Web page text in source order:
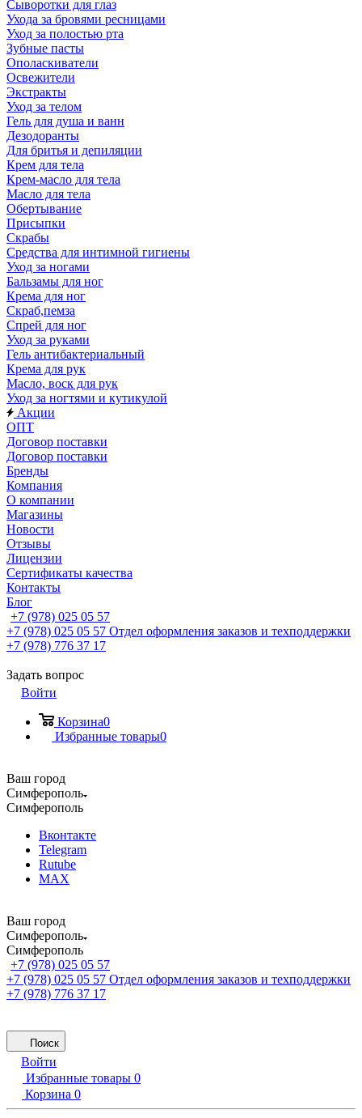
Сыворотки для глаз
Ухода за бровями ресницами
Уход за полостью рта
Зубные пасты
Ополаскиватели
Освежители
Экстракты
Уход за телом
Гель для душа и ванн
Дезодоранты
Для бритья и депиляции
Крем для тела
Крем-масло для тела
Масло для тела
Обертывание
Присыпки
Скрабы
Средства для интимной гигиены
Уход за ногами
Бальзамы для ног
Крема для ног
Скраб,пемза
Спрей для ног
Уход за руками
Гель антибактериальный
Крема для рук
Масло, воск для рук
Уход за ногтями и кутикулой
Акции
ОПТ
Договор поставки
Договор поставки
Бренды
Компания
О компании
Магазины
Новости
Отзывы
Лицензии
Сертификаты качества
Контакты
Блог
+7 (978) 025 05 57
+7 (978) 025 05 57 Отдел оформления заказов и техподдержки
+7 (978) 776 37 17
Задать вопрос
Войти
Корзина0
Избранные товары0
Ваш город
Симферополь
Симферополь
Вконтакте
Telegram
Rutube
MAX
Ваш город
Симферополь
Симферополь
+7 (978) 025 05 57
+7 (978) 025 05 57 Отдел оформления заказов и техподдержки
+7 (978) 776 37 17
Поиск
Войти
Избранные товары 0
Корзина 0